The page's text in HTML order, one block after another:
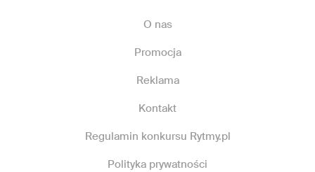
O nas
Promocja
Reklama
Kontakt
Regulamin konkursu Rytmy.pl
Polityka prywatności